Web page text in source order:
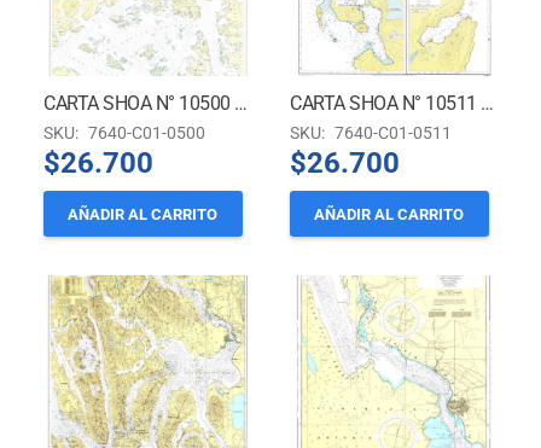
CARTA SHOA N° 10500 – CANALES SARMIENTO, ESTEBAN, CASTRO Y GARCÍA DOMÍNGUEZ *
SKU: 7640-C01-0500
$26.700
AÑADIR AL CARRITO
CARTA SHOA N° 10511 – PUERTOS EN EL CANAL SARMIENTO
SKU: 7640-C01-0511
$26.700
AÑADIR AL CARRITO